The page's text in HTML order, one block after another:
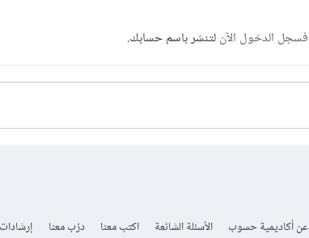
فسجل الدخول الآنلتنشر باسم حسابك.
عن أكاديمية حسوب الأسئلة الشائعة اكتب معنا درّب معنا